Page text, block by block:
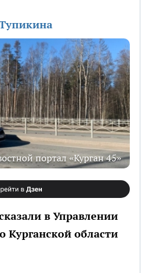
портал «Курган 45»
в Управлении
Курганской области